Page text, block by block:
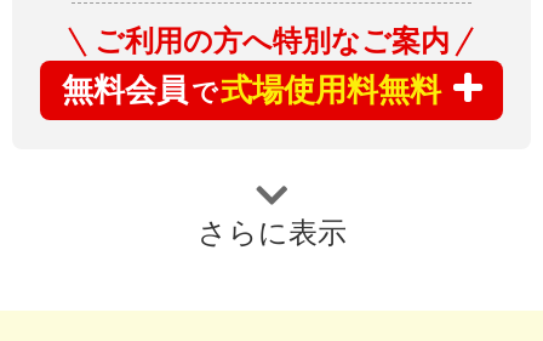
ご利用の方へ特別なご案内
無料会員 で式場使用料無料
さらに表示